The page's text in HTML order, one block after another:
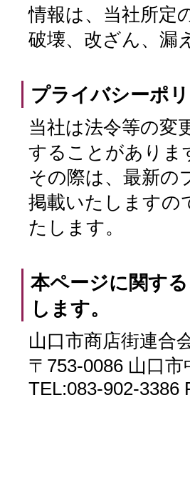
情報は、当社所定
破壊、改ざん、漏
プライバシーポ
当社は法令等の変
することがありま
その際は、最新の
掲載いたしますの
たします。
本ページに関す
します。
山口市商店街連合
〒753-0086 山口
TEL:083-902-3386